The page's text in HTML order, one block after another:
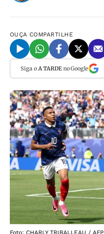
OUÇA COMPARTILHE
Siga o A TARDEno Google
Foto: CHARLY TRIBALLEAU / AFP